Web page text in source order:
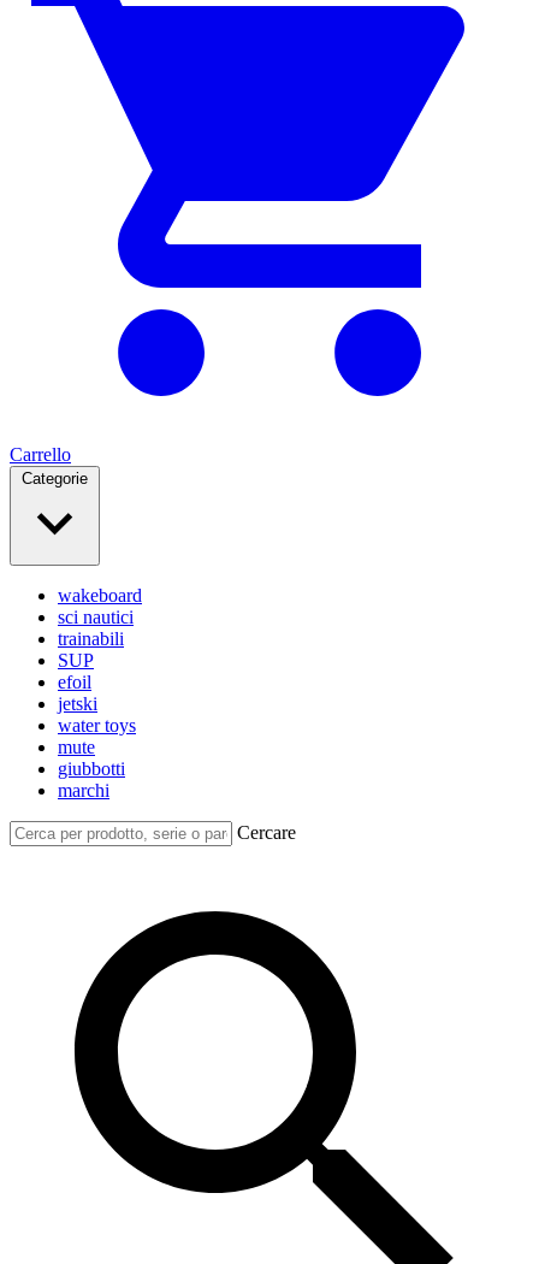
Carrello
Categorie
wakeboard
sci nautici
trainabili
SUP
efoil
jetski
water toys
mute
giubbotti
marchi
Cercare